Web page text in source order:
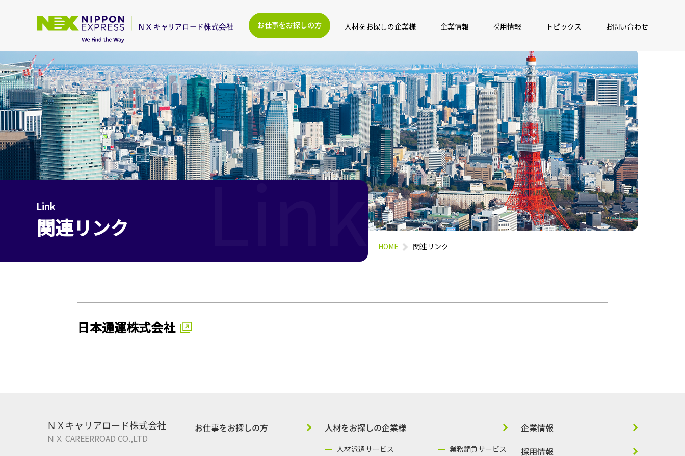
お仕事をお探しの方 人材をお探しの企業様 企業情報 採用情報 トピックス お問い合わせ
Link
Link
関連リンク
HOME 関連リンク
日本通運株式会社
ＮＸキャリアロード株式会社
ＮＸ CAREERROAD CO.,LTD
お仕事をお探しの方 人材をお探しの企業様
人材派遣サービス 業務請負サービス
企業情報
採用情報